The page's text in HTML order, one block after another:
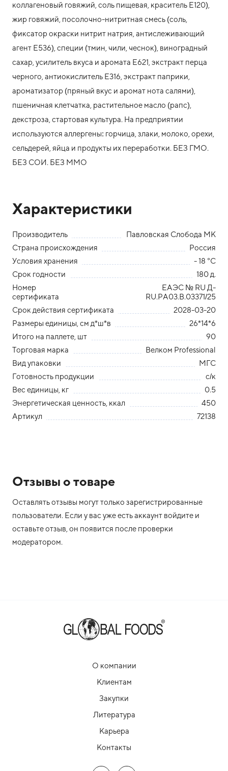
коллагеновый говяжий, соль пищевая, краситель Е120),
жир говяжий, посолочно-нитритная смесь (соль,
фиксатор окраски нитрит натрия, антислеживающий
агент Е536), специи (тмин, чили, чеснок), виноградный
сахар, усилитель вкуса и аромата Е621, экстракт перца
черного, антиокислитель Е316, экстракт паприки,
ароматизатор (пряный вкус и аромат нота салями),
пшеничная клетчатка, растительное масло (рапс),
декстроза, стартовая культура. На предприятии
используются аллергены: горчица, злаки, молоко, орехи,
сельдерей, яйца и продукты их переработки. БЕЗ ГМО.
БЕЗ СОИ. БЕЗ ММО
Характеристики
Производитель
Павловская Слобода МК
Страна происхождения
Россия
Условия хранения
- 18 °С
Срок годности
180 д.
Номер
сертификата
ЕАЭС № RU Д-
RU.РА03.В.03371/25
Срок действия сертификата
2028-03-20
Размеры единицы, см д*ш*в
26*14*6
Итого на паллете, шт
90
Торговая марка
Велком Professional
Вид упаковки
МГС
Готовность продукции
с/к
Вес единицы, кг
0.5
Энергетическая ценность, ккал
450
Артикул
72138
Отзывы о товаре
Оставлять отзывы могут только зарегистрированные
пользователи. Если у вас уже есть аккаунт войдите и
оставьте отзыв, он появится после проверки
модератором.
О компании
Клиентам
Закупки
Литература
Карьера
Контакты